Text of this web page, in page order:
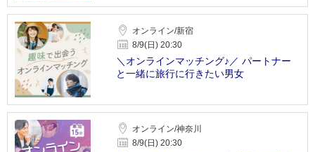
オンライン/新宿
8/9(日) 20:30
＼オンラインマッチング♪／ パートナー
と一緒に旅行に行きたい男女
オンライン/神奈川
8/9(日) 20:30